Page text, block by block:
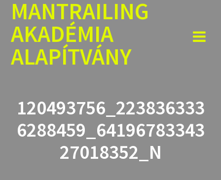
Skip
to
MANTRAILING
AKADÉMIA
ALAPÍTVÁNY
120493756_223836333
6288459_64196783343
27018352_N